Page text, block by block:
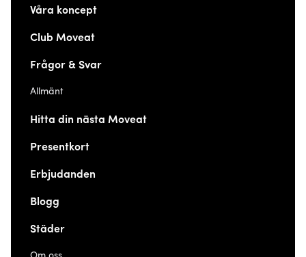
Våra koncept
Club Moveat
Frågor & Svar
Allmänt
Hitta din nästa Moveat
Presentkort
Erbjudanden
Blogg
Städer